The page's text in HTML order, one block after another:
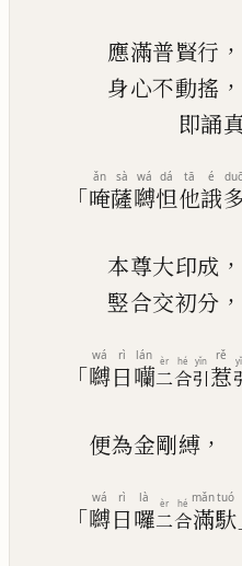
應滿普賢行 ，
身心不動搖 ，
即誦
「唵
ǎn
薩
sà
嚩
wá
怛
dá
他
tā
誐
é
本尊大印成 ，
竪合交初分 ，
「嚩
wá
日
rì
囒
lán
二
èr
合
hé
引
yǐn
惹
rě
便為金剛縛 ，
「嚩
wá
日
rì
囉
là
二
èr
合
hé
滿
mǎn
馱
tuó